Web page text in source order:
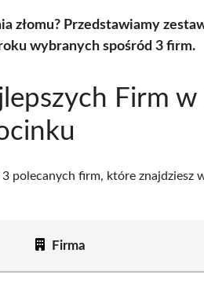
złomu? Przedstawiamy
wybranych spośród 3 firm.
Firm
polecanych firm, które znajdziesz
Firma